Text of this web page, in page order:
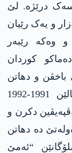
درێژە. لێ
ب ھەزار و یەک رێیان
وەکە رێبەر
کوردان
باخڤن و دھاتن
کوشتن، رۆژنامەڤانێن ترک د سالێن 1991-1992
دکرن و
دە دھاتن
“ئەمێ